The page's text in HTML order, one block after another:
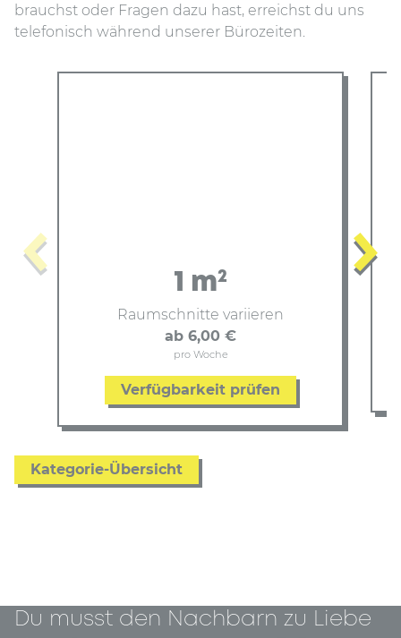
brauchst oder Fragen dazu hast, erreichst du uns
telefonisch während unserer Bürozeiten.
1 m2
Raumschnitte variieren
ab 6,00 €
pro Woche
Verfügbarkeit prüfen
Kategorie-Übersicht
Du musst den Nachbarn zu Liebe